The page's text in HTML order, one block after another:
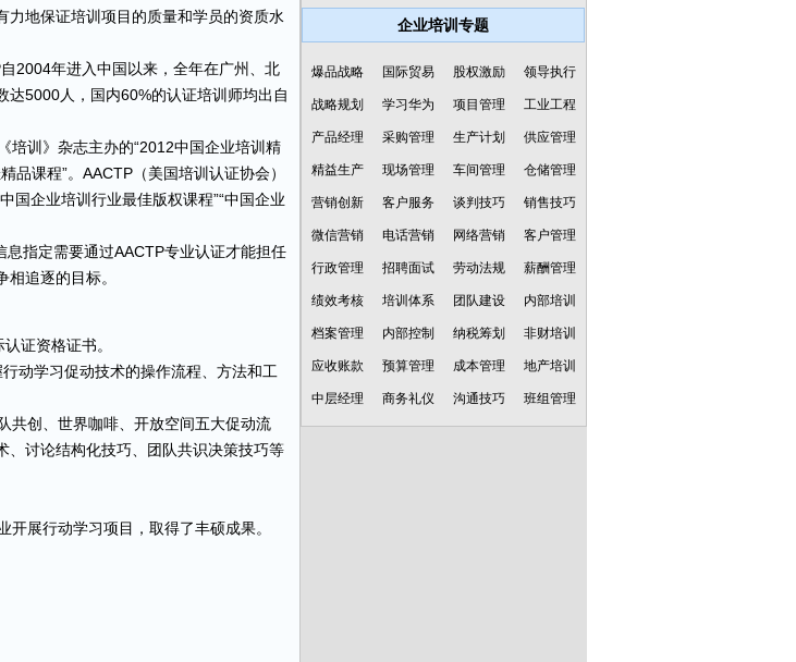
地保证培训项目的质量和学员的资质水
2004年进入中国以来，全年在广州、北
5000人，国内60%的认证培训师均出自
培训》杂志主办的“2012中国企业培训精
品课程”。AACTP（美国培训认证协会）
国企业培训行业最佳版权课程”“中国企业
息指定需要通过AACTP专业认证才能担任
追逐的目标。
证资格证书。
动学习促动技术的操作流程、方法和工
共创、世界咖啡、开放空间五大促动流
、讨论结构化技巧、团队共识决策技巧等
展行动学习项目，取得了丰硕成果。
企业培训专题
爆品战略 国际贸易 股权激励 领导执行
战略规划 学习华为 项目管理 工业工程
产品经理 采购管理 生产计划 供应管理
精益生产 现场管理 车间管理 仓储管理
营销创新 客户服务 谈判技巧 销售技巧
微信营销 电话营销 网络营销 客户管理
行政管理 招聘面试 劳动法规 薪酬管理
绩效考核 培训体系 团队建设 内部培训
档案管理 内部控制 纳税筹划 非财培训
应收账款 预算管理 成本管理 地产培训
中层经理 商务礼仪 沟通技巧 班组管理